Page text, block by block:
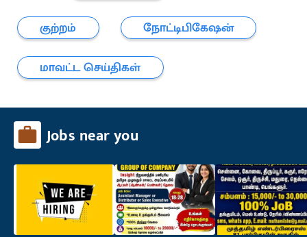
குற்றம்
நோட்டிபிகேஷன்
மாவட்ட செய்திகள்
Jobs near you